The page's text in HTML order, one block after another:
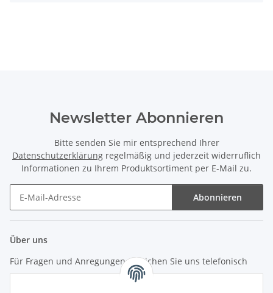
Newsletter Abonnieren
Bitte senden Sie mir entsprechend Ihrer
Datenschutzerklärung regelmäßig und jederzeit widerruflich
Informationen zu Ihrem Produktsortiment per E-Mail zu.
Abonnieren
Über uns
Für Fragen und Anregungen erreichen Sie uns telefonisch